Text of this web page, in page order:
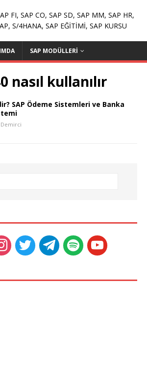
SAP MODÜLLERI
nasıl kullanılır
SAP Ödeme Sistemleri ve Banka